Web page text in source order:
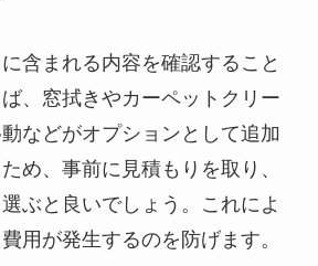
含まれる内容を確認すること
、窓拭きやカーペットクリー
などがオプションとして追加
め、事前に見積もりを取り、
ぶと良いでしょう。これによ
用が発生するのを防げます。